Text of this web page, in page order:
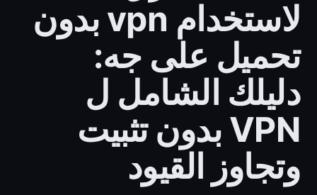
لاستخدام vpn بدون
تحميل على جه:
دليلك الشامل ل
VPN بدون تثبيت
وتجاوز القيود